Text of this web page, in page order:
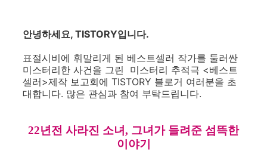
안녕하세요, TISTORY입니다.
표절시비에 휘말리게 된 베스트셀러 작가를 둘러싼
미스터리한 사건을 그린 미스터리 추적극 <베스트
셀러>제작 보고회에 TISTORY 블로거 여러분을 초
대합니다. 많은 관심과 참여 부탁드립니다.
22년전 사라진 소녀, 그녀가 들려준 섬뜩한
이야기